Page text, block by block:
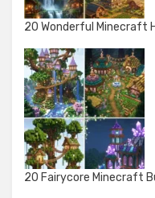
20 Wonderful Minecraft
20 Fairycore Minecraft